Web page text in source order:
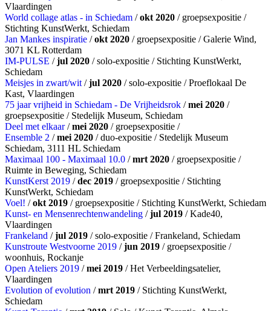
Vlaardingen
World collage atlas - in Schiedam /okt 2020 / groepsexpositie /
Stichting KunstWerkt, Schiedam
Jan Mankes inspiratie /okt 2020 / groepsexpositie / Galerie Wind,
3071 KL Rotterdam
IM-PULSE /jul 2020 / solo-expositie / Stichting KunstWerkt,
Schiedam
Meisjes in zwart/wit /jul 2020 / solo-expositie / Proeflokaal De
Kast, Vlaardingen
75 jaar vrijheid in Schiedam - De Vrijheidsrok /mei 2020 /
groepsexpositie / Stedelijk Museum, Schiedam
Deel met elkaar/mei 2020 / groepsexpositie /
Ensemble 2 /mei 2020 / duo-expositie / Stedelijk Museum
Schiedam, 3111 HL Schiedam
Maximaal 100 - Maximaal 10.0 /mrt 2020 / groepsexpositie /
Ruimte in Beweging, Schiedam
KunstKerst 2019 /dec 2019 / groepsexpositie / Stichting
KunstWerkt, Schiedam
Voel! /okt 2019 / groepsexpositie / Stichting KunstWerkt, Schiedam
Kunst- en Mensenrechtenwandeling /jul 2019 / Kade40,
Vlaardingen
Frankeland /jul 2019 / solo-expositie / Frankeland, Schiedam
Kunstroute Westvoorne 2019 /jun 2019 / groepsexpositie /
woonhuis, Rockanje
Open Ateliers 2019 /mei 2019 / Het Verbeeldingsatelier,
Vlaardingen
Evolution of evolution /mrt 2019 / Stichting KunstWerkt,
Schiedam